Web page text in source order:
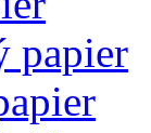
papier